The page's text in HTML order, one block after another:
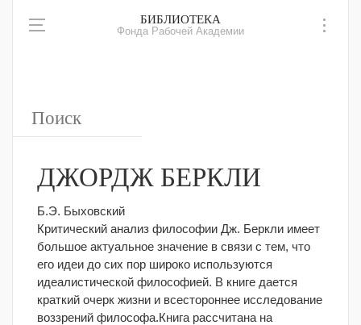
БИБЛИОТЕКА
Фонда Рабочей Академии
ДЖОРДЖ БЕРКЛИ
Б.Э. Быховский
Критический анализ философии Дж. Беркли имеет
большое актуальное значение в связи с тем, что
его идеи до сих пор широко используются
идеалистической философией. В книге дается
краткий очерк жизни и всестороннее исследование
воззрений философа.Книга рассчитана на